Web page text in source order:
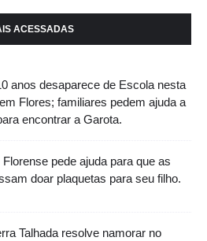
ACESSADAS
anos desaparece de Escola nesta
Flores; familiares pedem ajuda a
encontrar a Garota.
pede ajuda para que as
doar plaquetas para seu filho.
Talhada resolve namorar no